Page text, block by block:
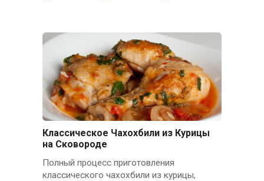
Классическое Чахохбили из Курицы
на Сковороде
Полный процесс приготовления
классического чахохбили из курицы,